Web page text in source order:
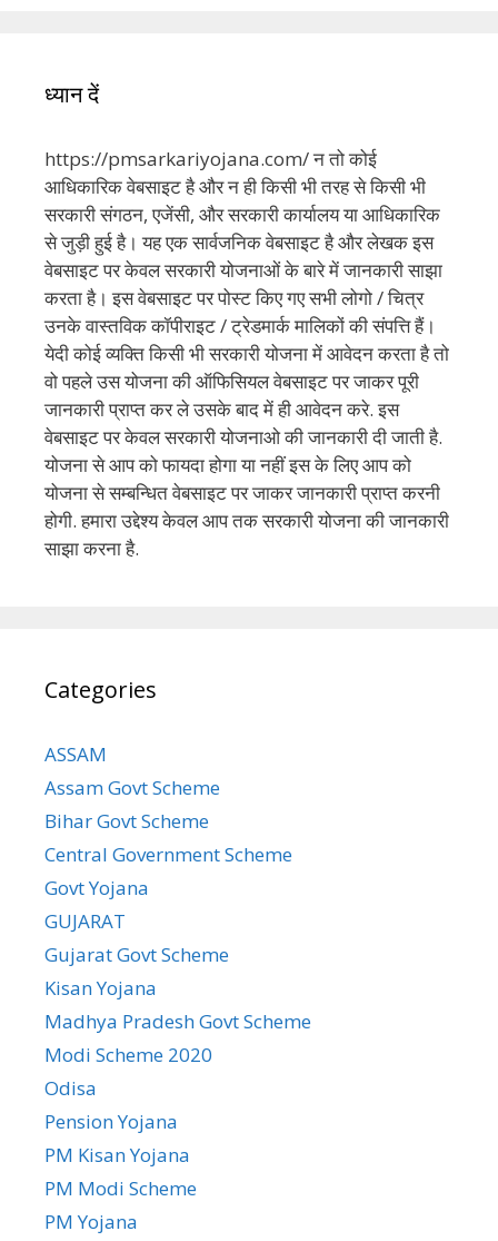
ध्यान दें
https://pmsarkariyojana.com/ न तो कोई
आधिकारिक वेबसाइट है और न ही किसी भी तरह से किसी भी
सरकारी संगठन, एजेंसी, और सरकारी कार्यालय या आधिकारिक
से जुड़ी हुई है। यह एक सार्वजनिक वेबसाइट है और लेखक इस
वेबसाइट पर केवल सरकारी योजनाओं के बारे में जानकारी साझा
करता है। इस वेबसाइट पर पोस्ट किए गए सभी लोगो / चित्र
उनके वास्तविक कॉपीराइट / ट्रेडमार्क मालिकों की संपत्ति हैं।
येदी कोई व्यक्ति किसी भी सरकारी योजना में आवेदन करता है तो
वो पहले उस योजना की ऑफिसियल वेबसाइट पर जाकर पूरी
जानकारी प्राप्त कर ले उसके बाद में ही आवेदन करे. इस
वेबसाइट पर केवल सरकारी योजनाओ की जानकारी दी जाती है.
योजना से आप को फायदा होगा या नहीं इस के लिए आप को
योजना से सम्बन्धित वेबसाइट पर जाकर जानकारी प्राप्त करनी
होगी. हमारा उद्देश्य केवल आप तक सरकारी योजना की जानकारी
साझा करना है.
Categories
ASSAM
Assam Govt Scheme
Bihar Govt Scheme
Central Government Scheme
Govt Yojana
GUJARAT
Gujarat Govt Scheme
Kisan Yojana
Madhya Pradesh Govt Scheme
Modi Scheme 2020
Odisa
Pension Yojana
PM Kisan Yojana
PM Modi Scheme
PM Yojana